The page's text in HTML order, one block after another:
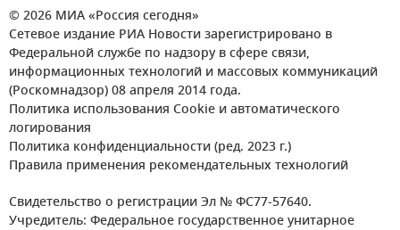
© 2026 МИА «Россия сегодня»
Сетевое издание РИА Новости зарегистрировано в
Федеральной службе по надзору в сфере связи,
информационных технологий и массовых коммуникаций
(Роскомнадзор) 08 апреля 2014 года.
Политика использования Cookie и автоматического
логирования
Политика конфиденциальности (ред. 2023 г.)
Правила применения рекомендательных технологий
Свидетельство о регистрации Эл № ФС77-57640.
Учредитель: Федеральное государственное унитарное